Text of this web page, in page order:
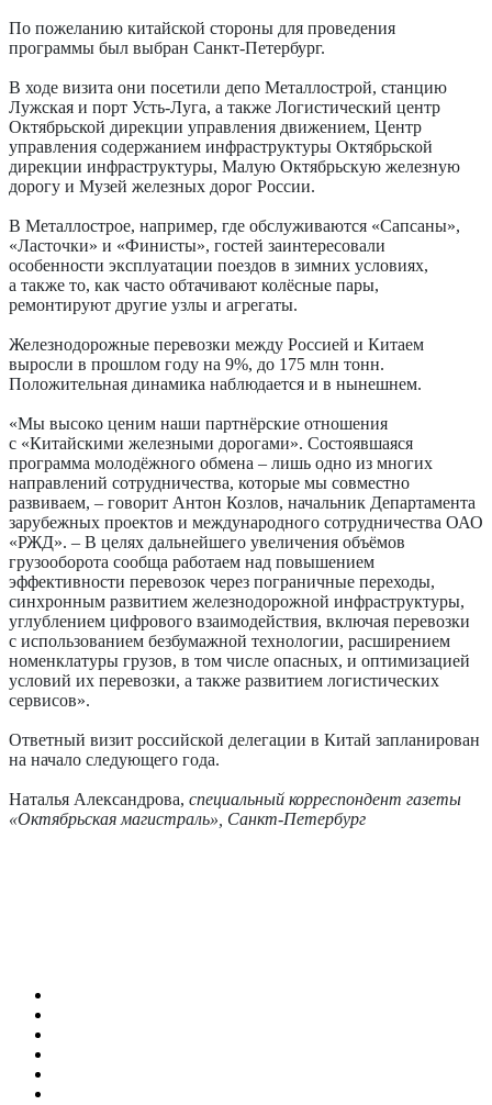
По пожеланию китайской стороны для проведения
программы был выбран Санкт-Петербург.
В ходе визита они посетили депо Металлострой, станцию
Лужская и порт Усть-Луга, а также Логистический центр
Октябрьской дирекции управления движением, Центр
управления содержанием инфраструктуры Октябрьской
дирекции инфраструктуры, Малую Октябрьскую железную
дорогу и Музей железных дорог России.
В Металлострое, например, где обслуживаются «Сапсаны»,
«Ласточки» и «Финисты», гостей заинтересовали
особенности эксплуатации поездов в зимних условиях,
а также то, как часто обтачивают колёсные пары,
ремонтируют другие узлы и агрегаты.
Железнодорожные перевозки между Россией и Китаем
выросли в прошлом году на 9%, до 175 млн тонн.
Положительная динамика наблюдается и в нынешнем.
«Мы высоко ценим наши партнёрские отношения
с «Китайскими железными дорогами». Состоявшаяся
программа молодёжного обмена – лишь одно из многих
направлений сотрудничества, которые мы совместно
развиваем, – говорит Антон Козлов, начальник Департамента
зарубежных проектов и международного сотрудничества ОАО
«РЖД». – В целях дальнейшего увеличения объёмов
грузооборота сообща работаем над повышением
эффективности перевозок через пограничные переходы,
синхронным развитием железнодорожной инфраструктуры,
углублением цифрового взаимодействия, включая перевозки
с использованием безбумажной технологии, расширением
номенклатуры грузов, в том числе опасных, и оптимизацией
условий их перевозки, а также развитием логистических
сервисов».
Ответный визит российской делегации в Китай запланирован
на начало следующего года. ­
Наталья Александрова, специальный корреспондент газеты
«Октябрьская магистраль», Санкт-Петербург